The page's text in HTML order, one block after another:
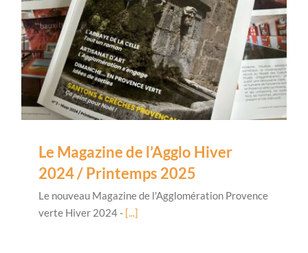
Le Magazine de l’Agglo Hiver
2024 / Printemps 2025
Le nouveau Magazine de l'Agglomération Provence
verte Hiver 2024 - [...]